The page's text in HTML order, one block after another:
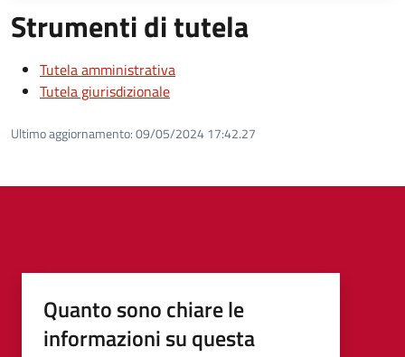
Strumenti di tutela
Tutela amministrativa
Tutela giurisdizionale
Ultimo aggiornamento:09/05/2024 17:42.27
Quanto sono chiare le
informazioni su questa